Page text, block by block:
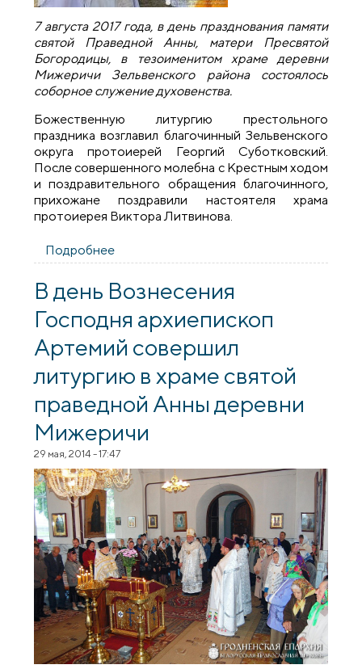
7 августа 2017 года, в день празднования памяти
святой Праведной Анны, матери Пресвятой
Богородицы, в тезоименитом храме деревни
Мижеричи Зельвенского района состоялось
соборное служение духовенства.
Божественную литургию престольного
праздника возглавил благочинный Зельвенского
округа протоиерей Георгий Суботковский.
После совершенного молебна с Крестным ходом
и поздравительного обращения благочинного,
прихожане поздравили настоятеля храма
протоиерея Виктора Литвинова.
Подробнее
состоялось соборное богослужение
духовенства Зельвенского благочиния
В день Вознесения
Господня архиепископ
Артемий совершил
литургию в храме святой
праведной Анны деревни
Мижеричи
29 мая, 2014 - 17:47